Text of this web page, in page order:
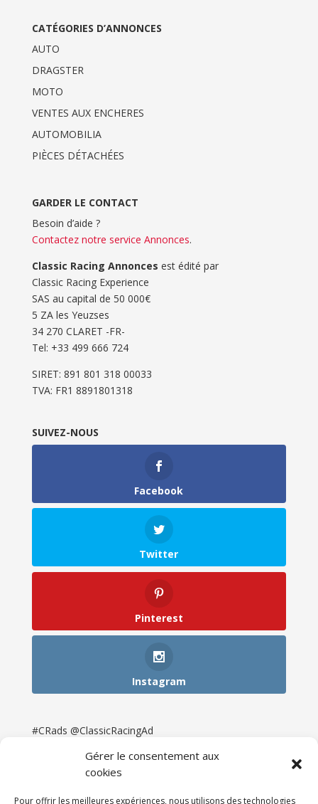
Gérer le consentement aux
cookies
Pour offrir les meilleures expériences, nous utilisons des technologies
CATÉGORIES D’ANNONCES
AUTO
DRAGSTER
MOTO
VENTES AUX ENCHERES
AUTOMOBILIA
PIÈCES DÉTACHÉES
GARDER LE CONTACT
Besoin d’aide ?
Contactez notre service Annonces.
Classic Racing Annonces est édité par
Classic Racing Experience
SAS au capital de 50 000€
5 ZA les Yeuzses
34 270 CLARET -FR-
Tel: ‭+33 499 666 724‬
SIRET: 891 801 318 00033
TVA: FR1 8891801318
SUIVEZ-NOUS
Facebook
Twitter
Pinterest
Instagram
#CRads @ClassicRacingAd